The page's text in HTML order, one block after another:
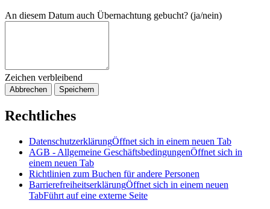
An diesem Datum auch Übernachtung gebucht? (ja/nein)
Zeichen verbleibend
Abbrechen Speichern
Rechtliches
DatenschutzerklärungÖffnet sich in einem neuen Tab
AGB - Allgemeine GeschäftsbedingungenÖffnet sich in
einem neuen Tab
Richtlinien zum Buchen für andere Personen
BarrierefreiheitserklärungÖffnet sich in einem neuen
TabFührt auf eine externe Seite